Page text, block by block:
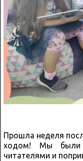
Прошла неделя
ходом! Мы были
читателями и